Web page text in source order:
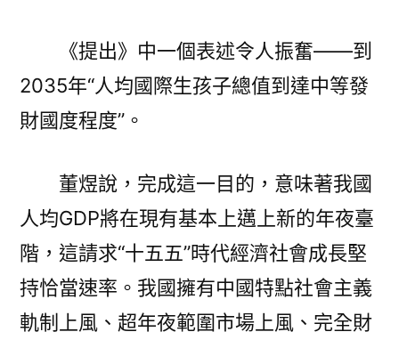
《提出》中一個表述令人振奮——到
2035年“人均國際生孩子總值到達中等發
財國度程度”。
董煜說，完成這一目的，意味著我國
人均GDP將在現有基本上邁上新的年夜臺
階，這請求“十五五”時代經濟社會成長堅
持恰當速率。我國擁有中國特點社會主義
軌制上風、超年夜範圍市場上風、完全財